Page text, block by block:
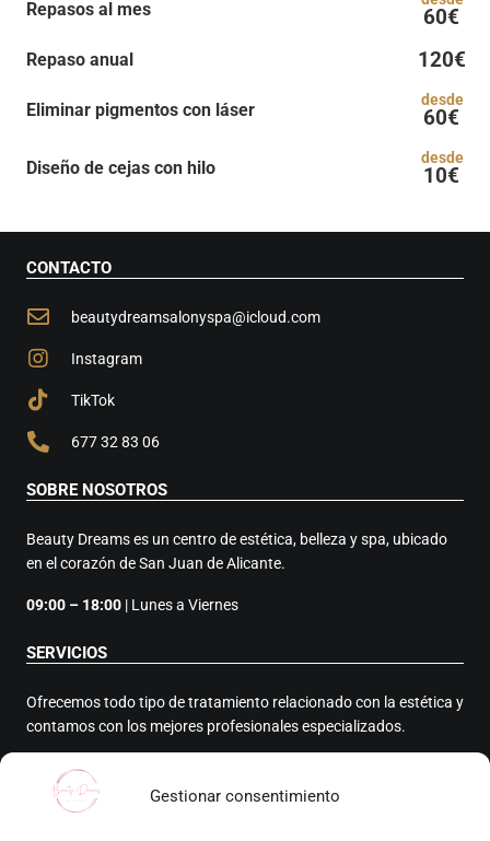
Gestionar consentimiento
Repasos al mes 60€
Repaso anual 120€
Eliminar pigmentos con láser desde
60€
Diseño de cejas con hilo desde
10€
CONTACTO
beautydreamsalonyspa@icloud.com
Instagram
TikTok
677 32 83 06
SOBRE NOSOTROS
Beauty Dreams es un centro de estética, belleza y spa, ubicado
en el corazón de San Juan de Alicante.
09:00 – 18:00 | Lunes a Viernes
SERVICIOS
Ofrecemos todo tipo de tratamiento relacionado con la estética y
contamos con los mejores profesionales especializados.
NUESTRO CENTRO